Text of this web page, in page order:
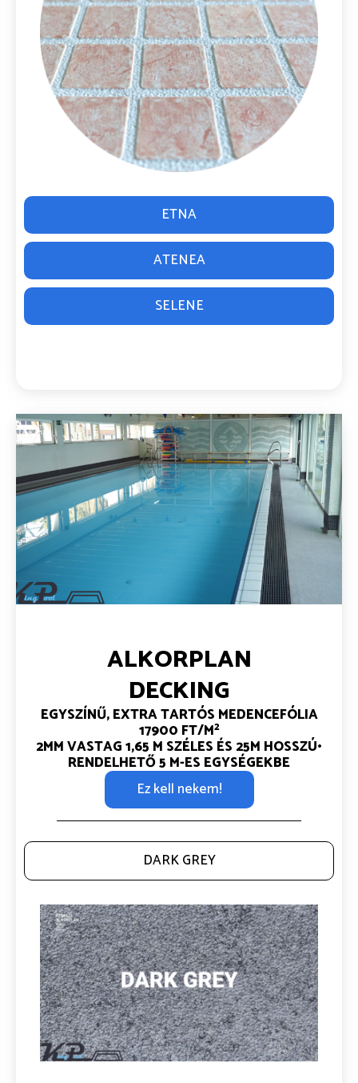
ETNA
ATENEA
SELENE
ALKORPLAN
DECKING
EGYSZÍNŰ, EXTRA TARTÓS MEDENCEFÓLIA
17900 FT/M2
2MM VASTAG1,65 M SZÉLES ÉS 25M HOSSZÚ•
RENDELHETŐ 5 M-ES EGYSÉGEKBE
Ez kell nekem!
DARK GREY